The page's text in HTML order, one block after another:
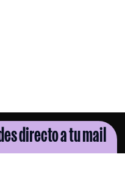
directo a tu mail